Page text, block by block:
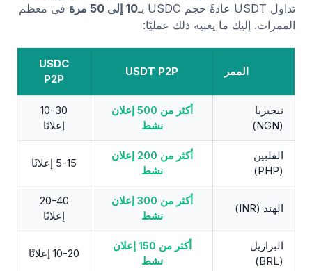
تداول USDT عادةً حجم USDC بـ
10 إلى 50 مرة
في معظم
الممرات. إليك ما يعنيه ذلك عمليًا:
الممر USDT P2P
USDC
P2P
نيجيريا
(NGN)
أكثر من 500 إعلان
نشط
10-30
إعلانًا
الفلبين
(PHP)
أكثر من 200 إعلان
نشط
5-15 إعلانًا
الهند (INR)
أكثر من 300 إعلان
نشط
20-40
إعلانًا
البرازيل
(BRL)
أكثر من 150 إعلان
نشط
10-20 إعلانًا